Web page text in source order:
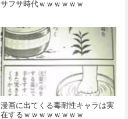
サフサ時代ｗｗｗｗｗｗ
漫画に出てくる毒耐性キャラは実
在するｗｗｗｗｗｗｗｗ